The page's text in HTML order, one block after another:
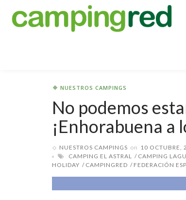
NUESTROS CAMPINGS
No podemos
¡Enhorabuena a
NUESTROS CAMPINGS on 10 OCTUBRE,
CAMPING EL ASTRAL
CAMPING
HOLIDAY
CAMPINGRED FEDERACIÓN